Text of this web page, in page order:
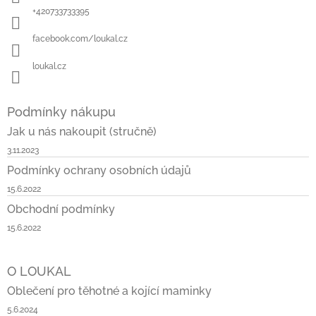
+420733733395
facebook.com/loukal.cz
loukal.cz
Podmínky nákupu
Jak u nás nakoupit (stručně)
3.11.2023
Podmínky ochrany osobních údajů
15.6.2022
Obchodní podmínky
15.6.2022
O LOUKAL
Oblečení pro těhotné a kojící maminky
5.6.2024